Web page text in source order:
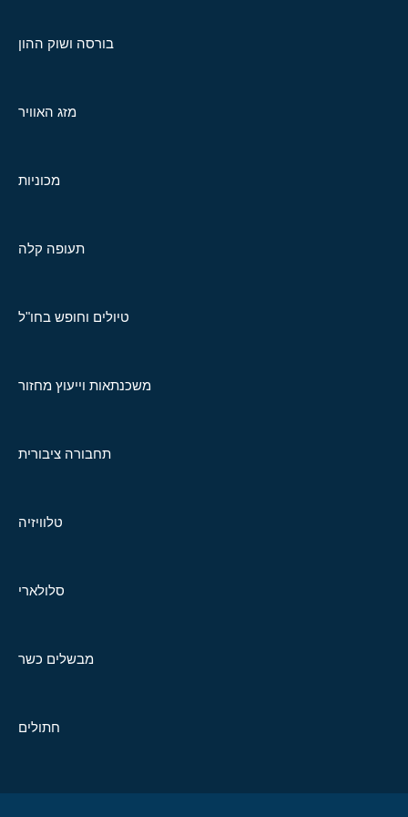
בורסה ושוק ההון
מזג האוויר
מכוניות
תעופה קלה
טיולים וחופש בחו"ל
משכנתאות וייעוץ מחזור
תחבורה ציבורית
טלוויזיה
סלולארי
מבשלים כשר
חתולים